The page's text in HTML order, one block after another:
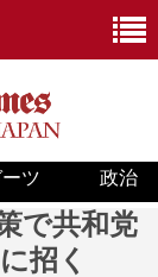
ツ 政治
で共和党
招く